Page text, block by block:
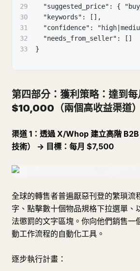
29
"suggested_price": {
30
"keywords": [],
31
"confidence":
32
"needs_from_seller": []
33
}
第四部分：獲利策略：達到每
$10,000（兩個高收益渠道）
渠道 1：透過 X/Whop 建立高階
技術） -> 目標：每月 $7,500
全球的轉售者普遍厭惡刊登的繁瑣流
字、點擊數十個物品規格下拉選單、
法懲罰的文字區塊。你向他們銷售一
動工作流程的自動化工具。
逐步執行計畫：